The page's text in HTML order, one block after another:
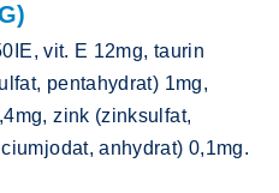
vit. E 12mg, taurin
pentahydrat) 1mg,
zink (zinksulfat,
anhydrat) 0,1mg.